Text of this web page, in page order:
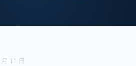
11 日